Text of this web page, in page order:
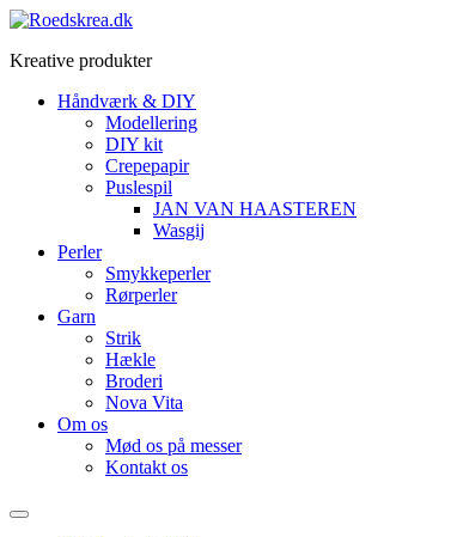
Videre
indhold
Kreative produkter
Håndværk & DIY
Modellering
DIY kit
Crepepapir
Puslespil
JAN VAN HAASTEREN
Wasgij
Perler
Smykkeperler
Rørperler
Garn
Strik
Hækle
Broderi
Nova Vita
Om os
Mød os på messer
Kontakt os
Menu